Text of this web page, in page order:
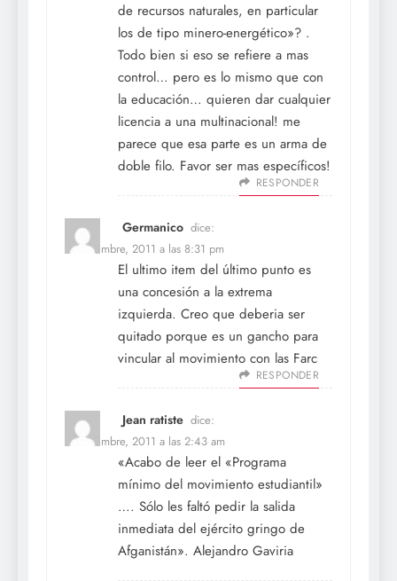
de recursos naturales, en particular
los de tipo minero-energético»? .
Todo bien si eso se refiere a mas
control… pero es lo mismo que con
la educación… quieren dar cualquier
licencia a una multinacional! me
parece que esa parte es un arma de
doble filo. Favor ser mas específicos!
RESPONDER
Germanico dice:
7 noviembre, 2011 a las 8:31 pm
El ultimo item del último punto es
una concesión a la extrema
izquierda. Creo que deberia ser
quitado porque es un gancho para
vincular al movimiento con las Farc
RESPONDER
Jean ratiste dice:
8 noviembre, 2011 a las 2:43 am
«Acabo de leer el «Programa
mínimo del movimiento estudiantil»
…. Sólo les faltó pedir la salida
inmediata del ejército gringo de
Afganistán». Alejandro Gaviria